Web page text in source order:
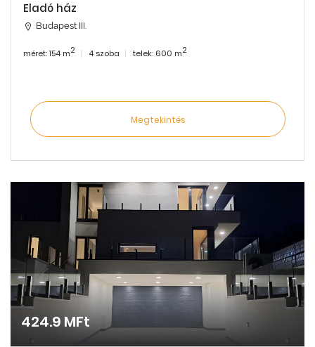
Eladó ház
Budapest III.
méret: 154 m2 4 szoba telek: 600 m2
Megtekintés
424.9 MFt